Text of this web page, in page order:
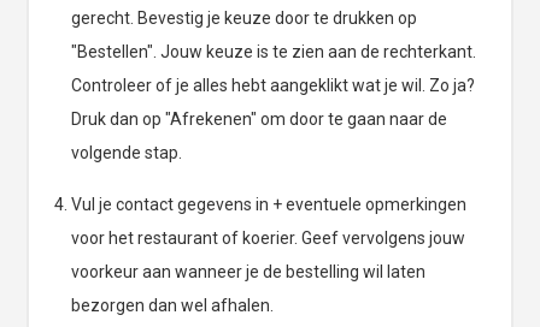
gerecht. Bevestig je keuze door te drukken op
"Bestellen". Jouw keuze is te zien aan de rechterkant.
Controleer of je alles hebt aangeklikt wat je wil. Zo ja?
Druk dan op "Afrekenen" om door te gaan naar de
volgende stap.
Vul je contact gegevens in + eventuele opmerkingen
voor het restaurant of koerier. Geef vervolgens jouw
voorkeur aan wanneer je de bestelling wil laten
bezorgen dan wel afhalen.